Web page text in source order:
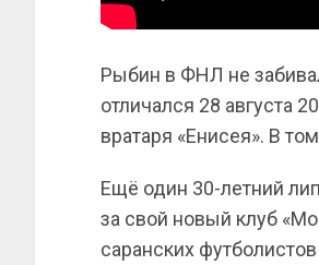
Рыбин в ФНЛ не
отличался 28 августа
вратаря «Енисея». В
Ещё один 30-летний
за свой новый клуб
саранских